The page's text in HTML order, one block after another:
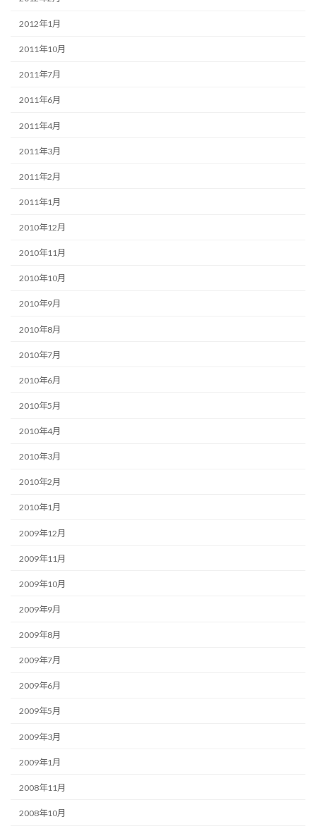
2012年1月
2011年10月
2011年7月
2011年6月
2011年4月
2011年3月
2011年2月
2011年1月
2010年12月
2010年11月
2010年10月
2010年9月
2010年8月
2010年7月
2010年6月
2010年5月
2010年4月
2010年3月
2010年2月
2010年1月
2009年12月
2009年11月
2009年10月
2009年9月
2009年8月
2009年7月
2009年6月
2009年5月
2009年3月
2009年1月
2008年11月
2008年10月